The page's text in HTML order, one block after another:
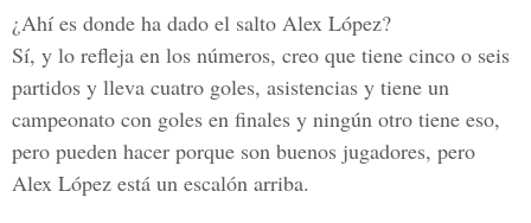
¿Ahí es donde ha dado el salto Alex López?
Sí, y lo refleja en los números, creo que tiene cinco o seis
partidos y lleva cuatro goles, asistencias y tiene un
campeonato con goles en finales y ningún otro tiene eso,
pero pueden hacer porque son buenos jugadores, pero
Alex López está un escalón arriba.